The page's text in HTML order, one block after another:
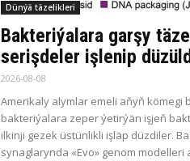
Dünýä täzelikleri
Bakteriýalara garşy täze
serişdeler işlenip
2026-08-08
Amerikaly alymlar emeli aňyň kömegi
bakteriýalara zeper ýetirýän işjeň
ilkinji gezek üstünlikli işläp düzdiler.
synaglarynda «Evo» genom modelleri